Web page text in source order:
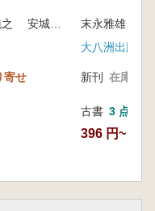
寄せ
末永雅雄
大八洲出版
新刊 在庫なし
古書 3 点
396 円~